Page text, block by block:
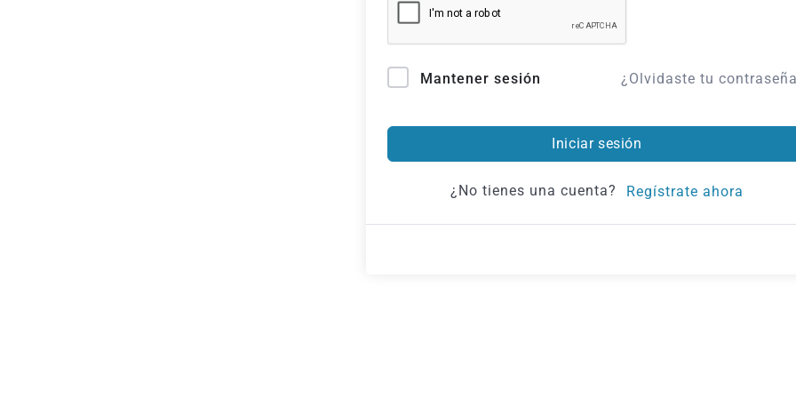
Mantener sesión ¿Olvidaste tu
Iniciar sesión
¿No tienes una cuenta? Regístrate ahora